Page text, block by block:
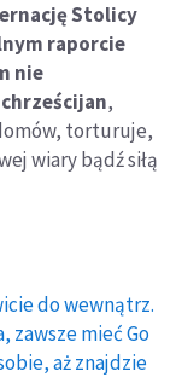
Stolicy
raporcie
nie
,
torturuje,
wiary bądź siłą
do wewnątrz.
zawsze mieć Go
aż znajdzie